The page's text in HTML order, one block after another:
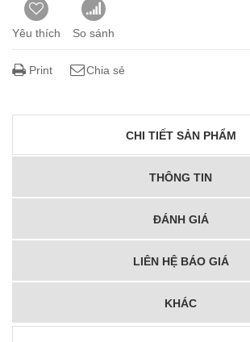
Yêu thích So sánh
Print Chia sẻ
CHI TIẾT SẢN PHẨM
THÔNG TIN
ĐÁNH GIÁ
LIÊN HỆ BÁO GIÁ
KHÁC